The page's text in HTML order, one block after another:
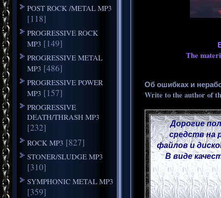
POST ROCK /METAL MP3
[118]
PROGRESSIVE ROCK
MP3 [149]
PROGRESSIVE METAL
MP3 [486]
PROGRESSIVE POWER
MP3 [157]
PROGRESSIVE
DEATH/THRASH MP3
[232]
ROCK MP3 [827]
STONER/SLUDGE MP3
[310]
SYMPHONIC METAL MP3
[359]
The
Об ошибках и
Write to the author of
Дорогие
средств на
файлов и
В виде